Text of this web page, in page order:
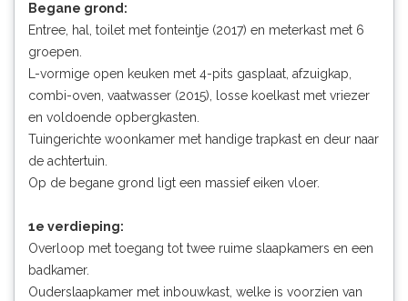
Begane grond:
Entree, hal, toilet met fonteintje (2017) en meterkast met 6
groepen.
L-vormige open keuken met 4-pits gasplaat, afzuigkap,
combi-oven, vaatwasser (2015), losse koelkast met vriezer
en voldoende opbergkasten.
Tuingerichte woonkamer met handige trapkast en deur naar
de achtertuin.
Op de begane grond ligt een massief eiken vloer.
1e verdieping:
Overloop met toegang tot twee ruime slaapkamers en een
badkamer.
Ouderslaapkamer met inbouwkast, welke is voorzien van